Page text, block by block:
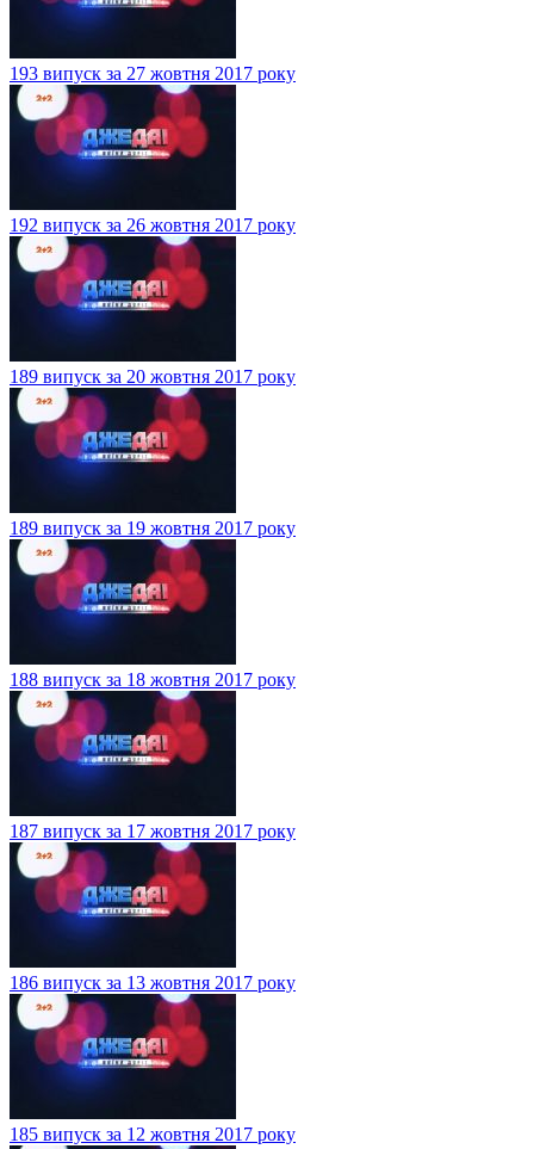
193 випуск за 27 жовтня 2017 року
192 випуск за 26 жовтня 2017 року
189 випуск за 20 жовтня 2017 року
189 випуск за 19 жовтня 2017 року
188 випуск за 18 жовтня 2017 року
187 випуск за 17 жовтня 2017 року
186 випуск за 13 жовтня 2017 року
185 випуск за 12 жовтня 2017 року